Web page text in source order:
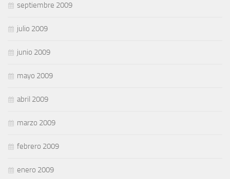
septiembre 2009
julio 2009
junio 2009
mayo 2009
abril 2009
marzo 2009
febrero 2009
enero 2009